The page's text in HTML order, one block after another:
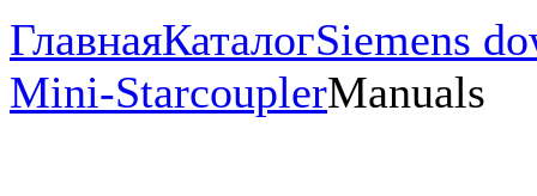
ГлавнаяКаталогSiemens
Mini-StarcouplerManuals